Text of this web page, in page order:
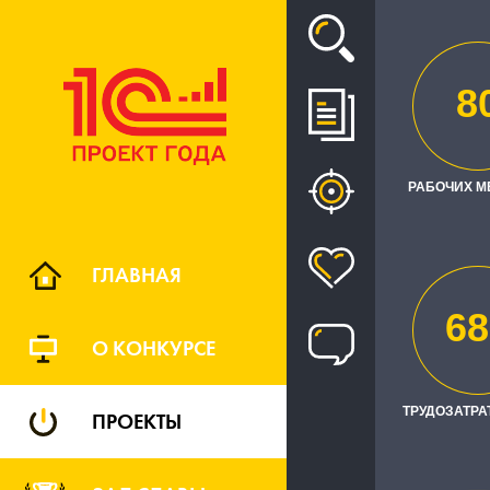
ГЛАВНАЯ
О КОНКУРСЕ
ПРОЕКТЫ
Проект
РАБОЧИХ